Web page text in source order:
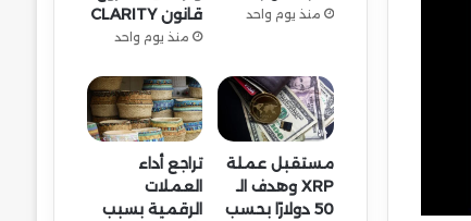
منذ يوم واحد
قانون CLARITY
منذ يوم واحد
مستقبل عملة
XRP وهدف الـ
50 دولارًا بحسب
تراجع أداء
العملات
الرقمية بسبب